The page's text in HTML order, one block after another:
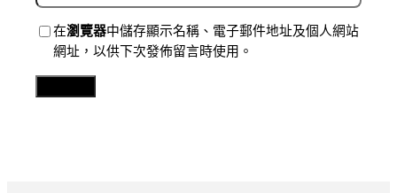
在瀏覽器中儲存顯示名稱、電子郵件地址及個人網站
網址，以供下次發佈留言時使用。